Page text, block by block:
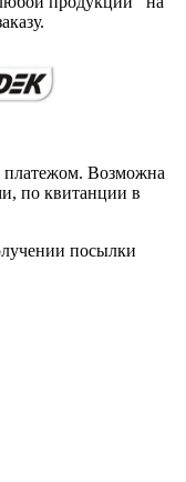
платежом. Возможна
по квитанции в
посылки